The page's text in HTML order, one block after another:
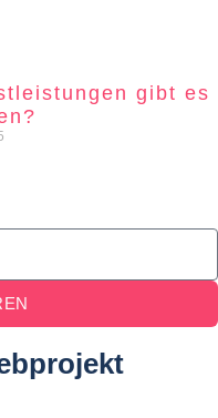
gibt es